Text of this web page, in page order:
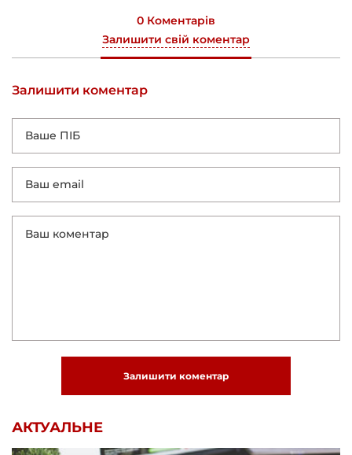
0 Коментарів
Залишити свій коментар
Залишити коментар
Залишити коментар
АКТУАЛЬНЕ